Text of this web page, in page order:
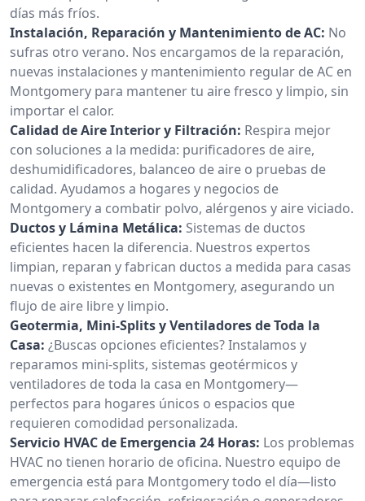
días más fríos.
Instalación, Reparación y Mantenimiento de AC: No
sufras otro verano. Nos encargamos de la reparación,
nuevas instalaciones y mantenimiento regular de AC en
Montgomery para mantener tu aire fresco y limpio, sin
importar el calor.
Calidad de Aire Interior y Filtración: Respira mejor
con soluciones a la medida: purificadores de aire,
deshumidificadores, balanceo de aire o pruebas de
calidad. Ayudamos a hogares y negocios de
Montgomery a combatir polvo, alérgenos y aire viciado.
Ductos y Lámina Metálica: Sistemas de ductos
eficientes hacen la diferencia. Nuestros expertos
limpian, reparan y fabrican ductos a medida para casas
nuevas o existentes en Montgomery, asegurando un
flujo de aire libre y limpio.
Geotermia, Mini-Splits y Ventiladores de Toda la
Casa: ¿Buscas opciones eficientes? Instalamos y
reparamos mini-splits, sistemas geotérmicos y
ventiladores de toda la casa en Montgomery—
perfectos para hogares únicos o espacios que
requieren comodidad personalizada.
Servicio HVAC de Emergencia 24 Horas: Los problemas
HVAC no tienen horario de oficina. Nuestro equipo de
emergencia está para Montgomery todo el día—listo